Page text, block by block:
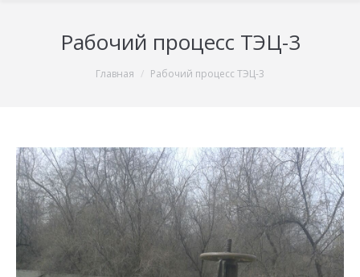
Рабочий процесс ТЭЦ-3
Главная Рабочий процесс ТЭЦ-3